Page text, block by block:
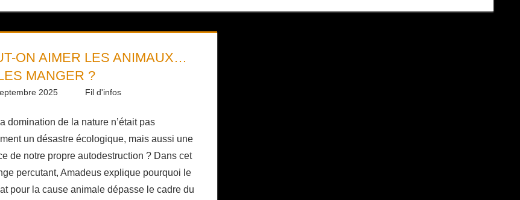
ON AIMER LES ANIMAUX…
MANGER ?
2025 Daniel
Fil d'infos
domination de la nature n’était pas
un désastre écologique, mais aussi une
de notre propre autodestruction ? Dans cet
percutant, Amadeus explique pourquoi le
pour la cause animale dépasse le cadre du